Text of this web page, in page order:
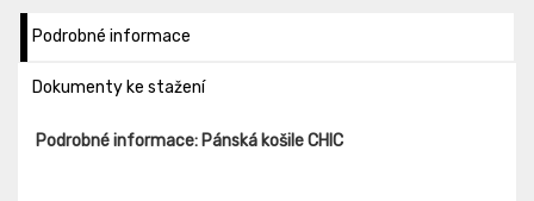
Podrobné informace
Dokumenty ke stažení
Podrobné informace: Pánská košile CHIC